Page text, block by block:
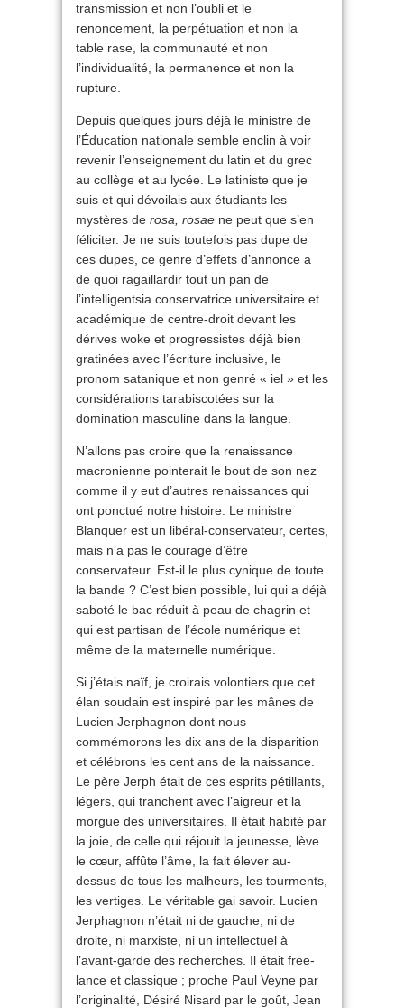
transmission et non l’oubli et le
renoncement, la perpétuation et non la
table rase, la communauté et non
l’individualité, la permanence et non la
rupture.
Depuis quelques jours déjà le ministre de
l’Éducation nationale semble enclin à voir
revenir l’enseignement du latin et du grec
au collège et au lycée. Le latiniste que je
suis et qui dévoilais aux étudiants les
mystères de rosa, rosae ne peut que s’en
féliciter. Je ne suis toutefois pas dupe de
ces dupes, ce genre d’effets d’annonce a
de quoi ragaillardir tout un pan de
l’intelligentsia conservatrice universitaire et
académique de centre-droit devant les
dérives woke et progressistes déjà bien
gratinées avec l’écriture inclusive, le
pronom satanique et non genré « iel » et les
considérations tarabiscotées sur la
domination masculine dans la langue.
N’allons pas croire que la renaissance
macronienne pointerait le bout de son nez
comme il y eut d’autres renaissances qui
ont ponctué notre histoire. Le ministre
Blanquer est un libéral-conservateur, certes,
mais n’a pas le courage d’être
conservateur. Est-il le plus cynique de toute
la bande ? C’est bien possible, lui qui a déjà
saboté le bac réduit à peau de chagrin et
qui est partisan de l’école numérique et
même de la maternelle numérique.
Si j’étais naïf, je croirais volontiers que cet
élan soudain est inspiré par les mânes de
Lucien Jerphagnon dont nous
commémorons les dix ans de la disparition
et célébrons les cent ans de la naissance.
Le père Jerph était de ces esprits pétillants,
légers, qui tranchent avec l’aigreur et la
morgue des universitaires. Il était habité par
la joie, de celle qui réjouit la jeunesse, lève
le cœur, affûte l’âme, la fait élever au-
dessus de tous les malheurs, les tourments,
les vertiges. Le véritable gai savoir. Lucien
Jerphagnon n’était ni de gauche, ni de
droite, ni marxiste, ni un intellectuel à
l’avant-garde des recherches. Il était free-
lance et classique ; proche Paul Veyne par
l’originalité, Désiré Nisard par le goût, Jean